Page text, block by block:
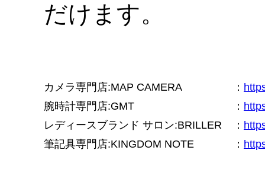
だけます。
カメラ専門店:MAP CAMERA ：
腕時計専門店:GMT
：
レディースブランド サロン:BRILLER
：
筆記具専門店:KINGDOM NOTE
：